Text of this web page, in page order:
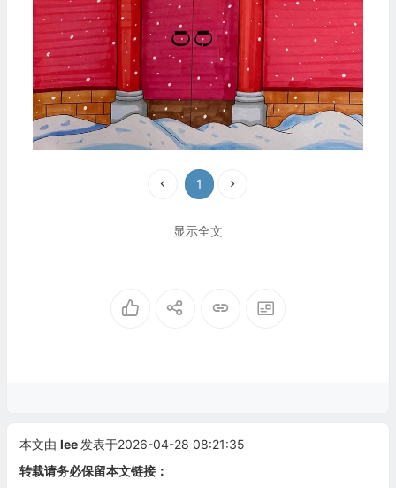
1
显示全文
本文由 lee 发表于2026-04-28 08:21:35
转载请务必保留本文链接：